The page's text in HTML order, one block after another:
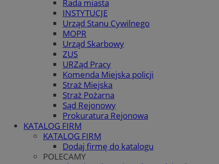
Rada miasta
INSTYTUCJE
Urząd Stanu Cywilnego
MOPR
Urząd Skarbowy
ZUS
URZąd Pracy
Komenda Miejska policji
Straż Miejska
Straż Pożarna
Sąd Rejonowy
Prokuratura Rejonowa
KATALOG FIRM
KATALOG FIRM
Dodaj firmę do katalogu
POLECAMY